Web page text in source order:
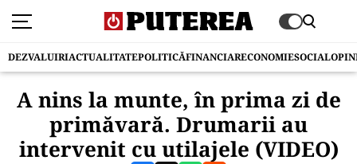
DEZVALUIRIACTUALITATEPOLITICĂFINANCIARECONOMIESOCIAL
A nins la munte, în prima zi de
primăvară. Drumarii au
intervenit cu utilajele (VIDEO)